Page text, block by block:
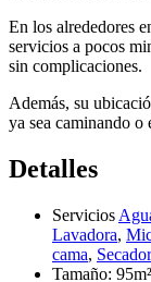
En los alrededores
servicios a pocos
sin complicaciones.
Además, su
ya sea caminando o
Detalles
Servicios
Lavadora,
cama,
Tamaño: 95m²